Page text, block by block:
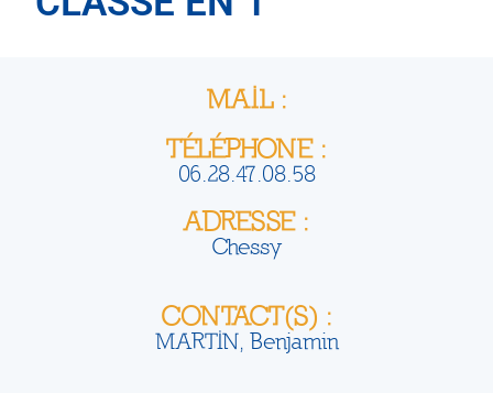
MAIL :
TÉLÉPHONE :
06.28.47.08.58
ADRESSE :
Chessy
CONTACT(S) :
MARTIN, Benjamin